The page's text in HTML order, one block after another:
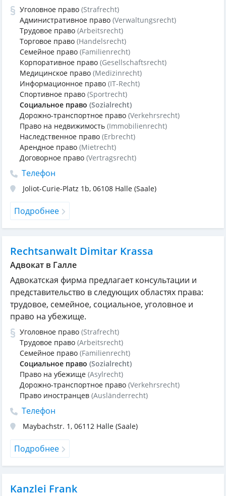
Уголовное право (Strafrecht)
Административное право (Verwaltungsrecht)
Трудовое право (Arbeitsrecht)
Торговое право (Handelsrecht)
Семейное право (Familienrecht)
Корпоративное право (Gesellschaftsrecht)
Медицинское право (Medizinrecht)
Информационное право (IT-Recht)
Спортивное право (Sportrecht)
Социальное право (Sozialrecht)
Дорожно-транспортное право (Verkehrsrecht)
Право на недвижимость (Immobilienrecht)
Наследственное право (Erbrecht)
Арендное право (Mietrecht)
Договорное право (Vertragsrecht)
Телефон
Joliot-Curie-Platz 1b, 06108 Halle (Saale)
Подробнее
Rechtsanwalt Dimitar Krassa
Адвокат в Галле
Адвокатская фирма предлагает консультации и
представительство в следующих областях права:
трудовое, семейное, социальное, уголовное и
право на убежище.
Уголовное право (Strafrecht)
Трудовое право (Arbeitsrecht)
Семейное право (Familienrecht)
Социальное право (Sozialrecht)
Право на убежище (Asylrecht)
Дорожно-транспортное право (Verkehrsrecht)
Право иностранцев (Ausländerrecht)
Телефон
Maybachstr. 1, 06112 Halle (Saale)
Подробнее
Kanzlei Frank